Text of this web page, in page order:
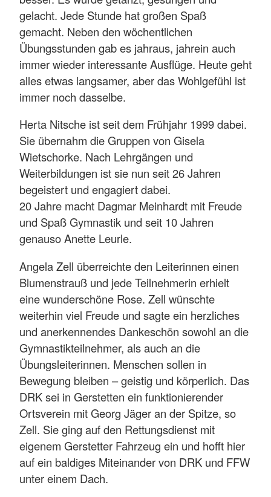
gelacht. Jede Stunde hat großen Spaß
gemacht. Neben den wöchentlichen
Übungsstunden gab es jahraus, jahrein auch
immer wieder interessante Ausflüge. Heute geht
alles etwas langsamer, aber das Wohlgefühl ist
immer noch dasselbe.
Herta Nitsche ist seit dem Frühjahr 1999 dabei.
Sie übernahm die Gruppen von Gisela
Wietschorke. Nach Lehrgängen und
Weiterbildungen ist sie nun seit 26 Jahren
begeistert und engagiert dabei.
20 Jahre macht Dagmar Meinhardt mit Freude
und Spaß Gymnastik und seit 10 Jahren
genauso Anette Leurle.
Angela Zell überreichte den Leiterinnen einen
Blumenstrauß und jede Teilnehmerin erhielt
eine wunderschöne Rose. Zell wünschte
weiterhin viel Freude und sagte ein herzliches
und anerkennendes Dankeschön sowohl an die
Gymnastikteilnehmer, als auch an die
Übungsleiterinnen. Menschen sollen in
Bewegung bleiben – geistig und körperlich. Das
DRK sei in Gerstetten ein funktionierender
Ortsverein mit Georg Jäger an der Spitze, so
Zell. Sie ging auf den Rettungsdienst mit
eigenem Gerstetter Fahrzeug ein und hofft hier
auf ein baldiges Miteinander von DRK und FFW
unter einem Dach.